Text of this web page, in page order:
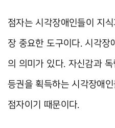
점자는 시각장애인들이 지
장 중요한 도구이다. 시각장
의 의미가 있다. 자신감과
등권을 획득하는 시각장애
점자이기 때문이다.